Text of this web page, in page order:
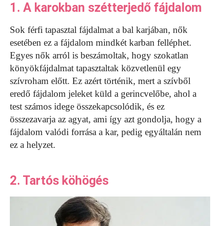
1. A karokban szétterjedő fájdalom
Sok férfi tapasztal fájdalmat a bal karjában, nők
esetében ez a fájdalom mindkét karban felléphet.
Egyes nők arról is beszámoltak, hogy szokatlan
könyökfájdalmat tapasztaltak közvetlenül egy
szívroham előtt. Ez azért történik, mert a szívből
eredő fájdalom jeleket küld a gerincvelőbe, ahol a
test számos idege összekapcsolódik, és ez
összezavarja az agyat, ami így azt gondolja, hogy a
fájdalom valódi forrása a kar, pedig egyáltalán nem
ez a helyzet.
2. Tartós köhögés